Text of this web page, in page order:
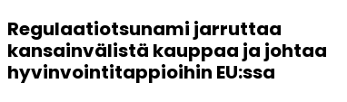
Regulaatiotsunami jarruttaa
kansainvälistä kauppaa ja johtaa
hyvinvointitappioihin EU:ssa